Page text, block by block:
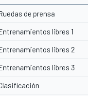
de prensa
libres 1
libres 2
libres 3